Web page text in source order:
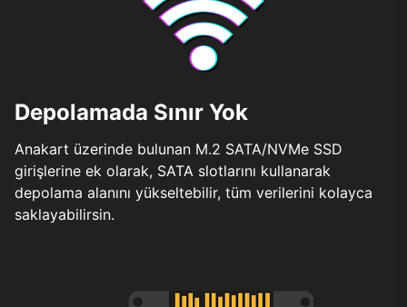
Depolamada Sınır Yok
Anakart üzerinde bulunan M.2 SATA/NVMe SSD
girişlerine ek olarak, SATA slotlarını kullanarak
depolama alanını yükseltebilir, tüm verilerini kolayca
saklayabilirsin.